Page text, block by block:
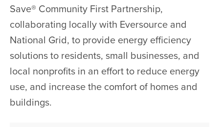
Save® Community First Partnership,
collaborating locally with Eversource and
National Grid, to provide energy efficiency
solutions to residents, small businesses, and
local nonprofits in an effort to reduce energy
use, and increase the comfort of homes and
buildings.